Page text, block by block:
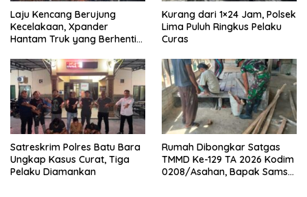
Laju Kencang Berujung
Kecelakaan, Xpander
Hantam Truk yang Berhenti
Kurang dari 1×24 Jam, Polsek
Lima Puluh Ringkus Pelaku
Curas
Satreskrim Polres Batu Bara
Ungkap Kasus Curat, Tiga
Pelaku Diamankan
Rumah Dibongkar Satgas
TMMD Ke-129 TA 2026 Kodim
0208/Asahan, Bapak Samsul